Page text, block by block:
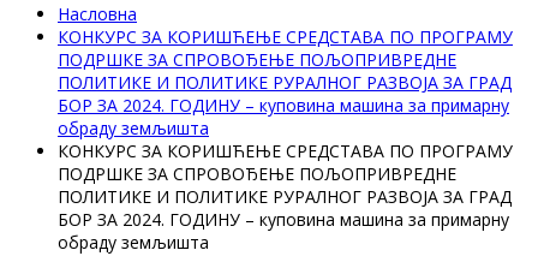
Насловна
КОНКУРС ЗА КОРИШЋЕЊЕ СРЕДСТАВА ПО ПРОГРАМУ
ПОДРШКЕ ЗА СПРОВОЂЕЊЕ ПОЉОПРИВРЕДНЕ
ПОЛИТИКЕ И ПОЛИТИКЕ РУРАЛНОГ РАЗВОЈА ЗА ГРАД
БОР ЗА 2024. ГОДИНУ – куповинa машина за примарну
обраду земљишта
КОНКУРС ЗА КОРИШЋЕЊЕ СРЕДСТАВА ПО ПРОГРАМУ
ПОДРШКЕ ЗА СПРОВОЂЕЊЕ ПОЉОПРИВРЕДНЕ
ПОЛИТИКЕ И ПОЛИТИКЕ РУРАЛНОГ РАЗВОЈА ЗА ГРАД
БОР ЗА 2024. ГОДИНУ – куповинa машина за примарну
обраду земљишта